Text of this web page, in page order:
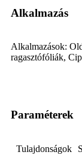
Alkalmazás
Alkalmazások:
ragasztófóliák,
Paraméterek
Tulajdonságok